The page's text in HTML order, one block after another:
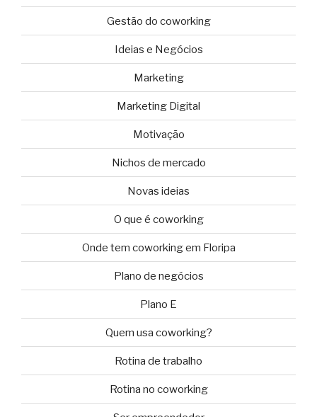
Gestão do coworking
Ideias e Negócios
Marketing
Marketing Digital
Motivação
Nichos de mercado
Novas ideias
O que é coworking
Onde tem coworking em Floripa
Plano de negócios
Plano E
Quem usa coworking?
Rotina de trabalho
Rotina no coworking